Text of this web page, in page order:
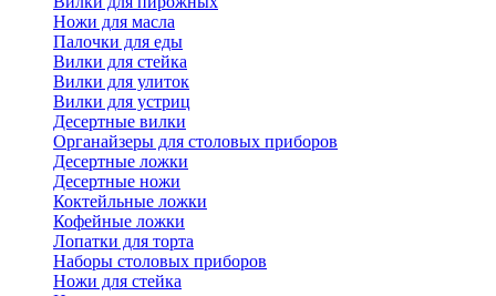
Ножи для масла
Палочки для еды
Вилки для стейка
Вилки для улиток
Вилки для устриц
Десертные вилки
Органайзеры для столовых приборов
Десертные ложки
Десертные ножи
Коктейльные ложки
Кофейные ложки
Лопатки для торта
Наборы столовых приборов
Ножи для стейка